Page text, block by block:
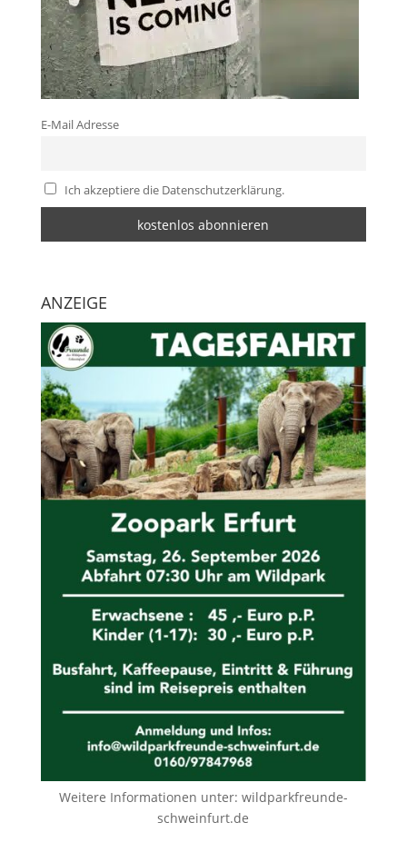
E-Mail Adresse
Ich akzeptiere die Datenschutzerklärung.
ANZEIGE
Weitere Informationen unter: wildparkfreunde-
schweinfurt.de